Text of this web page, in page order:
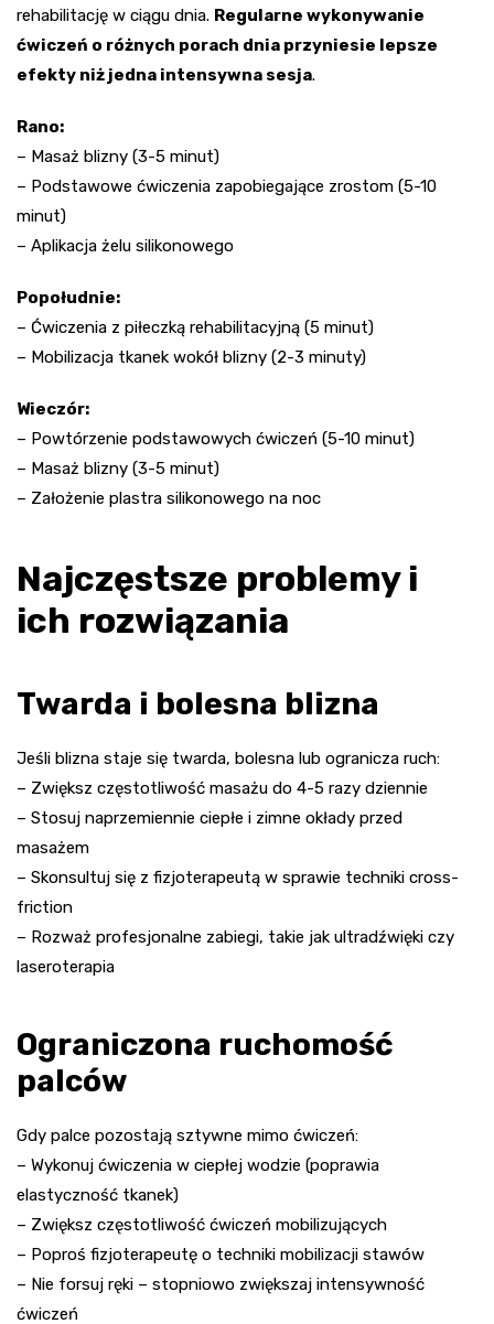
rehabilitację w ciągu dnia. Regularne wykonywanie
ćwiczeń o różnych porach dnia przyniesie lepsze
efekty niż jedna intensywna sesja.
Rano:
– Masaż blizny (3-5 minut)
– Podstawowe ćwiczenia zapobiegające zrostom (5-10
minut)
– Aplikacja żelu silikonowego
Popołudnie:
– Ćwiczenia z piłeczką rehabilitacyjną (5 minut)
– Mobilizacja tkanek wokół blizny (2-3 minuty)
Wieczór:
– Powtórzenie podstawowych ćwiczeń (5-10 minut)
– Masaż blizny (3-5 minut)
– Założenie plastra silikonowego na noc
Najczęstsze problemy i
ich rozwiązania
Twarda i bolesna blizna
Jeśli blizna staje się twarda, bolesna lub ogranicza ruch:
– Zwiększ częstotliwość masażu do 4-5 razy dziennie
– Stosuj naprzemiennie ciepłe i zimne okłady przed
masażem
– Skonsultuj się z fizjoterapeutą w sprawie techniki cross-
friction
– Rozważ profesjonalne zabiegi, takie jak ultradźwięki czy
laseroterapia
Ograniczona ruchomość
palców
Gdy palce pozostają sztywne mimo ćwiczeń:
– Wykonuj ćwiczenia w ciepłej wodzie (poprawia
elastyczność tkanek)
– Zwiększ częstotliwość ćwiczeń mobilizujących
– Poproś fizjoterapeutę o techniki mobilizacji stawów
– Nie forsuj ręki – stopniowo zwiększaj intensywność
ćwiczeń